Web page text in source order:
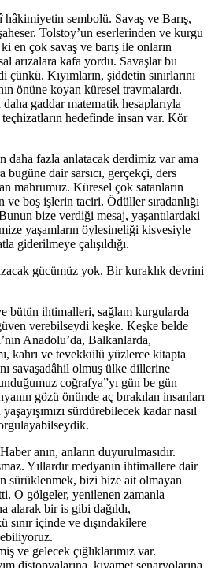
sembolü. Savaş ve Barış,
Tolstoy’un eserlerinden ve kurgu
en çok savaş ve barış ile onların
arızalara kafa yordu. Savaşlar bu
Kıyımların, şiddetin sınırlarını
önüne koyan küresel travmalardı.
gaddar matematik hesaplarıyla
teçhizatların hedefinde insan var. Kör
daha fazla anlatacak derdimiz var ama
dair sarsıcı, gerçekçi, ders
mahrumuz. Küresel çok satanların
ve boş işlerin taciri. Ödüller sıradanlığı
bize verdiği mesaj, yaşantılardaki
yaşamların öylesineliği kisvesiyle
giderilmeye çalışıldığı.
gücümüz yok. Bir kuraklık devrini
bütün ihtimalleri, sağlam kurgularda
verebilseydi keşke. Keşke belde
Anadolu’da, Balkanlarda,
kahrı ve tevekkülü yüzlerce kitapta
savaşadâhil olmuş ülke dillerine
coğrafya”yı gün be gün
gözü önünde aç bırakılan insanları
sürdürebilecek kadar nasıl
anın, anların duyurulmasıdır.
Yıllardır medyanın ihtimallere dair
sürüklenmek, bizi bize ait olmayan
O gölgeler, yenilenen zamanla
alarak bir is gibi dağıldı,
içinde ve dışındakilere
ve gelecek çığlıklarımız var.